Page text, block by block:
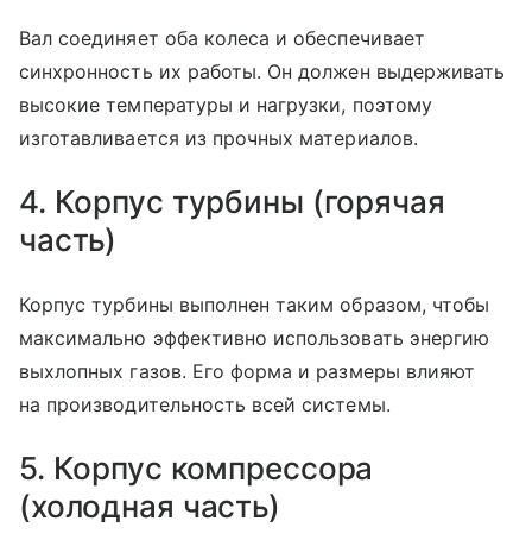
Вал соединяет оба колеса и обеспечивает
синхронность их работы. Он должен выдерживать
высокие температуры и нагрузки, поэтому
изготавливается из прочных материалов.
4. Корпус турбины (горячая
часть)
Корпус турбины выполнен таким образом, чтобы
максимально эффективно использовать энергию
выхлопных газов. Его форма и размеры влияют
на производительность всей системы.
5. Корпус компрессора
(холодная часть)